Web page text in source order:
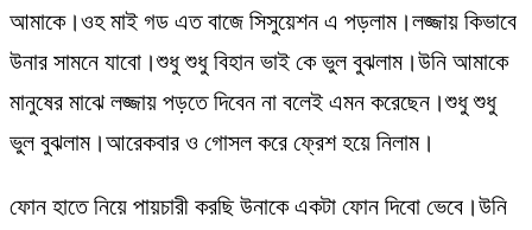
আমাকে।ওহ মাই গড এত বাজে সিসুয়েশন এ পড়লাম।লজ্জায় কিভাবে
উনার সামনে যাবো।শুধু শুধু বিহান ভাই কে ভুল বুঝলাম।উনি আমাকে
মানুষের মাঝে লজ্জায় পড়তে দিবেন না বলেই এমন করেছেন।শুধু শুধু
ভুল বুঝলাম।আরেকবার ও গোসল করে ফ্রেশ হয়ে নিলাম।
ফোন হাতে নিয়ে পায়চারী করছি উনাকে একটা ফোন দিবো ভেবে।উনি